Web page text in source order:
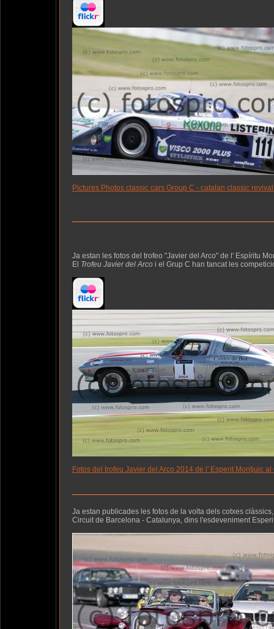
Pictures Photos classic cars Group C - catalan classic
Ja estan les fotos del trofeo "Javier del Arco" de l' Espíritu
El Trofeu Javier del Arco i el Grup C han tancat les
Fotos del trofeu Javier del Arco 2014 de l' Esperit Montjuic
Ja estan publicades les fotos de la volta dels cotxes
Circuit de Barcelona - Catalunya, dins l'esdeveniment